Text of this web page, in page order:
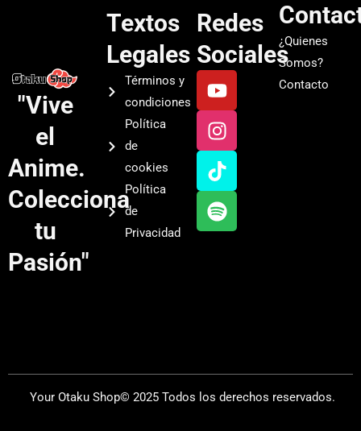
"Vive
el
Anime.
Colecciona
tu
Pasión"
Textos
Legales
Términos y
condiciones
Política
de
cookies
Política
de
Privacidad
Redes
Sociales
Y
o
u
t
u
b
e
I
n
s
t
a
g
r
a
T
i
k
t
o
k
S
p
o
t
i
f
y
¿Quienes
Somos?
Contacto
Your Otaku Shop© 2025 Todos los derechos reservados.